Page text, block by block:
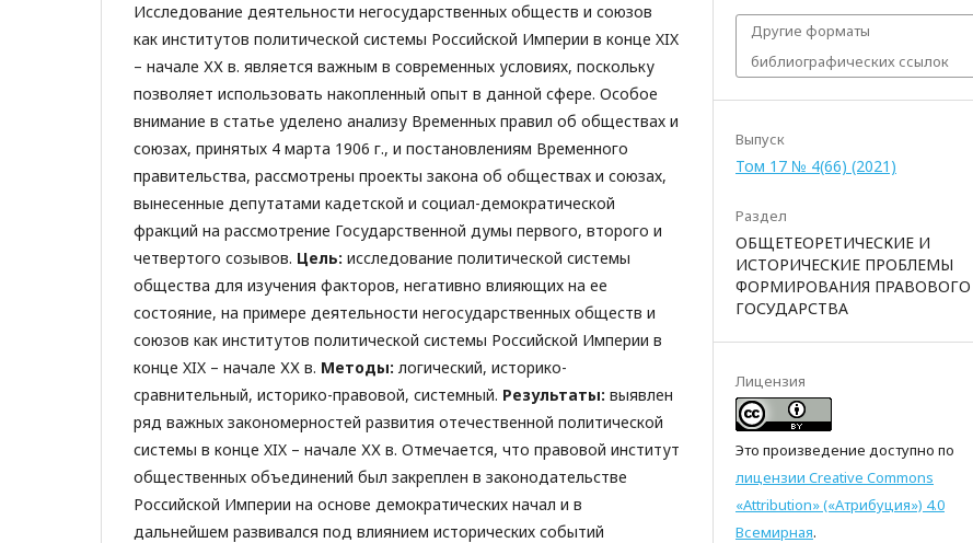
Исследование деятельности негосударственных обществ и союзов
как институтов политической системы Российской Империи в конце XIX
– начале ХХ в. является важным в современных условиях, поскольку
позволяет использовать накопленный опыт в данной сфере. Особое
внимание в статье уделено анализу Временных правил об обществах и
союзах, принятых 4 марта 1906 г., и постановлениям Временного
правительства, рассмотрены проекты закона об обществах и союзах,
вынесенные депутатами кадетской и социал-демократической
фракций на рассмотрение Государственной думы первого, второго и
четвертого созывов. Цель: исследование политической системы
общества для изучения факторов, негативно влияющих на ее
состояние, на примере деятельности негосударственных обществ и
союзов как институтов политической системы Российской Империи в
конце XIX – начале ХХ в. Методы: логический, историко-
сравнительный, историко-правовой, системный. Результаты: выявлен
ряд важных закономерностей развития отечественной политической
системы в конце XIX – начале ХХ в. Отмечается, что правовой институт
общественных объединений был закреплен в законодательстве
Российской Империи на основе демократических начал и в
дальнейшем развивался под влиянием исторических событий
Другие форматы
библиографических ссылок
Выпуск
Том 17 № 4(66) (2021)
Раздел
ОБЩЕТЕОРЕТИЧЕСКИЕ И
ИСТОРИЧЕСКИЕ ПРОБЛЕМЫ
ФОРМИРОВАНИЯ ПРАВОВОГО
ГОСУДАРСТВА
Лицензия
Это произведение доступно по
лицензии Creative Commons
«Attribution» («Атрибуция») 4.0
Всемирная.